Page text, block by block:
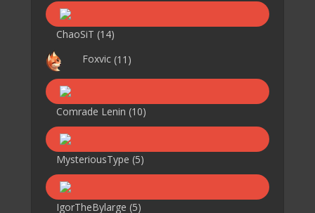
ChaoSiT (14)
Foxvic (11)
Comrade Lenin (10)
MysteriousType (5)
IgorTheBylarge (5)